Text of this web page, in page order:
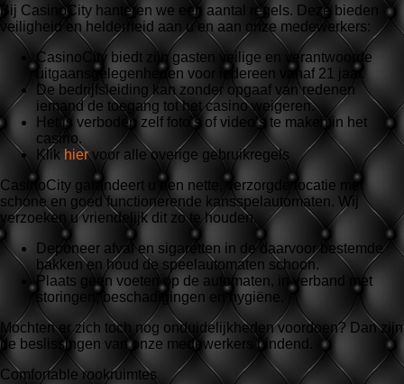
Bij CasinoCity hanteren we een aantal regels. Deze bieden
veiligheid en helderheid aan u en aan onze medewerkers:
CasinoCity biedt zijn gasten veilige en verantwoorde
uitgaansgelegenheden voor iedereen vanaf 21 jaar.
De bedrijfsleiding kan zonder opgaaf van redenen
iemand de toegang tot het casino weigeren.
Het is verboden zelf foto’s of video’s te maken in het
casino.
Klik hiervoor alle overige gebruikregels
CasinoCity garandeert u een nette, verzorgde locatie met
schone en goed functionerende kansspelautomaten. Wij
verzoeken u vriendelijk dit zo te houden.
Deponeer afval en sigaretten in de daarvoor bestemde
bakken en houd de speelautomaten schoon.
Plaats geen voeten op de automaten, in verband met
storingen, beschadigingen en hygiëne.
Mochten er zich toch nog onduidelijkheden voordoen? Dan zijn
de beslissingen van onze medewerkers bindend.
Comfortable rookruimtes